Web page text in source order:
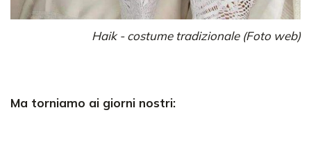
Haik - costume tradizionale (Foto web)
Ma torniamo ai giorni nostri: